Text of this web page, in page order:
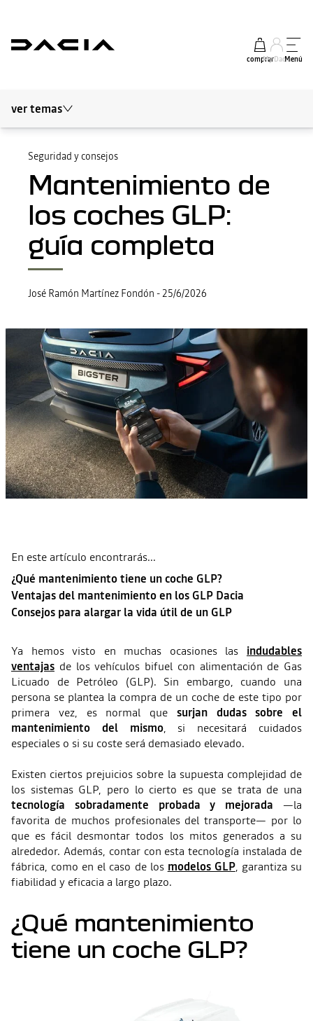
comprarMy DaciaMenú
ver temas
Blog Dacia
Sobre Dacia
Actualidad del motor
Seguridad y consejos
Seguridad y consejos
Mantenimiento de
los coches GLP:
guía completa
José Ramón Martínez Fondón -25/6/2026
En este artículo encontrarás...
¿Qué mantenimiento tiene un coche GLP?
Ventajas del mantenimiento en los GLP Dacia
Consejos para alargar la vida útil de un GLP
Ya hemos visto en muchas ocasiones las indudables
ventajas de los vehículos bifuel con alimentación de Gas
Licuado de Petróleo (GLP). Sin embargo, cuando una
persona se plantea la compra de un coche de este tipo por
primera vez, es normal que surjan dudas sobre el
mantenimiento del mismo, si necesitará cuidados
especiales o si su coste será demasiado elevado.
Existen ciertos prejuicios sobre la supuesta complejidad de
los sistemas GLP, pero lo cierto es que se trata de una
tecnología sobradamente probada y mejorada —la
favorita de muchos profesionales del transporte— por lo
que es fácil desmontar todos los mitos generados a su
alrededor. Además, contar con esta tecnología instalada de
fábrica, como en el caso de los modelos GLP, garantiza su
fiabilidad y eficacia a largo plazo.
¿Qué mantenimiento
tiene un coche GLP?